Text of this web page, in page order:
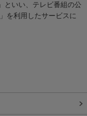
といい、テレビ番組の公
を利用したサービスに